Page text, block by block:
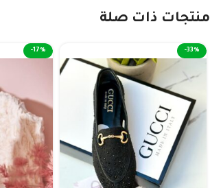
منتجات ذات صلة
-33%
-17%